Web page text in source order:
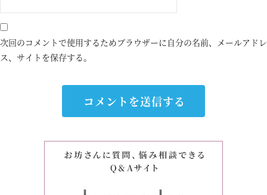
次回のコメントで使用するためブラウザーに自分の名前、メールアドレ
ス、サイトを保存する。